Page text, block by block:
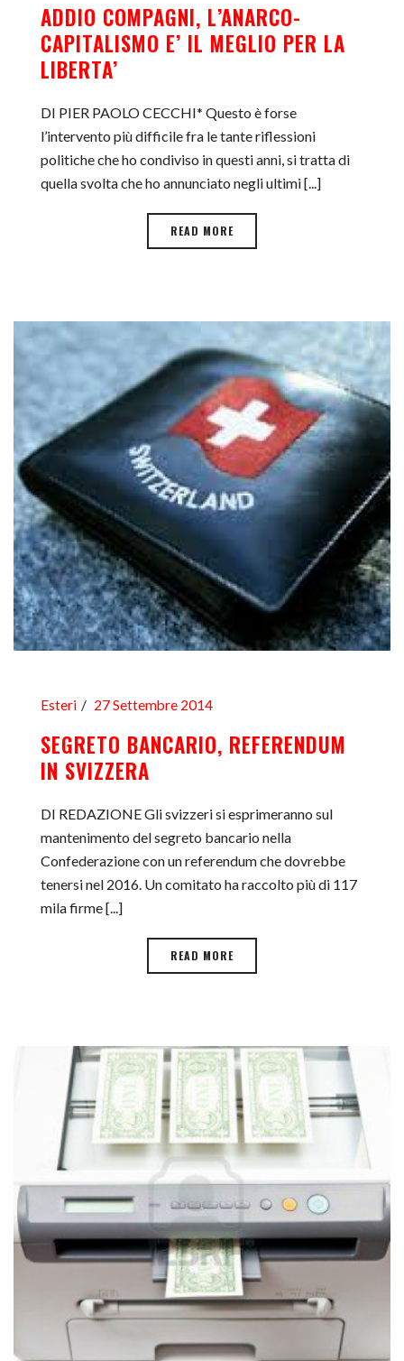
ADDIO COMPAGNI, L’ANARCO-
CAPITALISMO E’ IL MEGLIO PER LA
LIBERTA’
DI PIER PAOLO CECCHI* Questo è forse
l’intervento più difficile fra le tante riflessioni
politiche che ho condiviso in questi anni, si tratta di
quella svolta che ho annunciato negli ultimi [...]
READ MORE
Esteri 27 Settembre 2014
SEGRETO BANCARIO, REFERENDUM
IN SVIZZERA
DI REDAZIONE Gli svizzeri si esprimeranno sul
mantenimento del segreto bancario nella
Confederazione con un referendum che dovrebbe
tenersi nel 2016. Un comitato ha raccolto più di 117
mila firme [...]
READ MORE